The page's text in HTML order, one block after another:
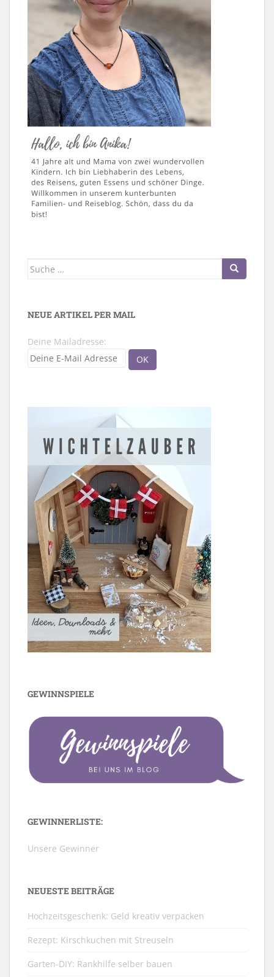
Suche
NEUE ARTIKEL PER MAIL
Deine Mailadresse:
GEWINNSPIELE
GEWINNERLISTE:
Unsere Gewinner
NEUESTE BEITRÄGE
Hochzeitsgeschenk: Geld kreativ verpacken
Rezept: Kirschkuchen mit Streuseln
Garten-DIY: Rankhilfe selber bauen